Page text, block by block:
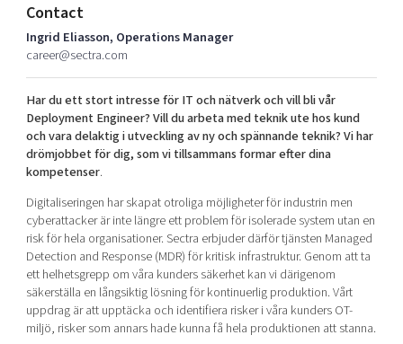
Global talent
Visual technologies
Shaping cities and regions
Bright East
East Sweden Tech Women
Reversed mentorship
Current offers and activities
Tech startups
Upscaling
Talent & skills
Startup & industry collaboration
Offers to boost your business
Funding opportunities
Our story, mission & vision
Our community of companies
Projects
Publications
Project toolbox
Our clusters
Reach out to us
Locations
40 years anniversary
Today's lunch in Mjärdevi
Contact
Ingrid Eliasson, Operations Manager
career@sectra.com
Har du ett stort intresse för IT och nätverk och vill bli vår
Deployment Engineer? Vill du arbeta med teknik ute hos kund
och vara delaktig i utveckling av ny och spännande teknik? Vi har
drömjobbet för dig,som vi tillsammans formar efter dina
kompetenser.
Digitaliseringen har skapat otroliga möjligheter för industrin men
cyberattacker är inte längre ett problem för isolerade system utan en
risk för hela organisationer. Sectra erbjuder därför tjänsten Managed
Detection and Response (MDR) för kritisk infrastruktur. Genom att ta
ett helhetsgrepp om våra kunders säkerhet kan vi därigenom
säkerställa en långsiktig lösning för kontinuerlig produktion. Vårt
uppdrag är att upptäcka och identifiera risker i våra kunders OT-
miljö, risker som annars hade kunna få hela produktionen att stanna.